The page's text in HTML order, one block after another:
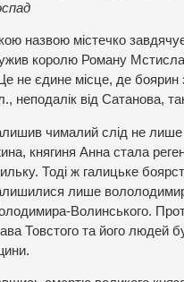
назвою містечко
королю Роману
не єдине місце, де боярин
неподалік від Сатанова,
чималий слід не лише
княгиня Анна стала
Тоді ж галицьке
лише
Волинського.
Товстого та його людей